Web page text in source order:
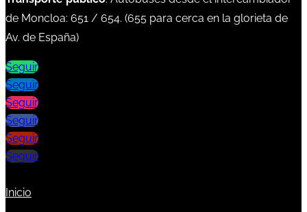
de Moncloa: 651 / 654. (655 para cerca en la glorieta de
Av. de España)
Seguir
Seguir
Seguir
Seguir
Seguir
Seguir
Inicio